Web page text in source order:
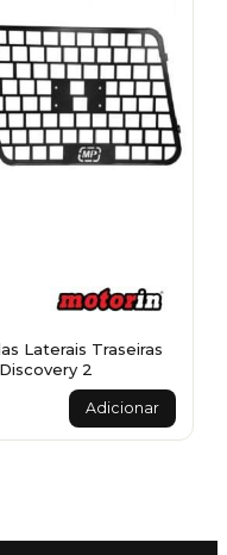
Laterais Traseiras
2
Adicionar